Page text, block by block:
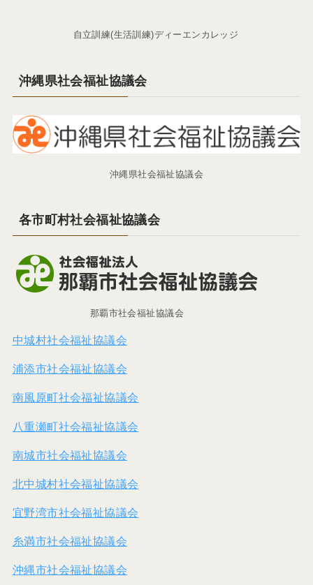
自立訓練(生活訓練)ディーエンカレッジ
沖縄県社会福祉協議会
沖縄県社会福祉協議会
各市町村社会福祉協議会
那覇市社会福祉協議会
中城村社会福祉協議会
浦添市社会福祉協議会
南風原町社会福祉協議会
八重瀬町社会福祉協議会
南城市社会福祉協議会
北中城村社会福祉協議会
宜野湾市社会福祉協議会
糸満市社会福祉協議会
沖縄市社会福祉協議会